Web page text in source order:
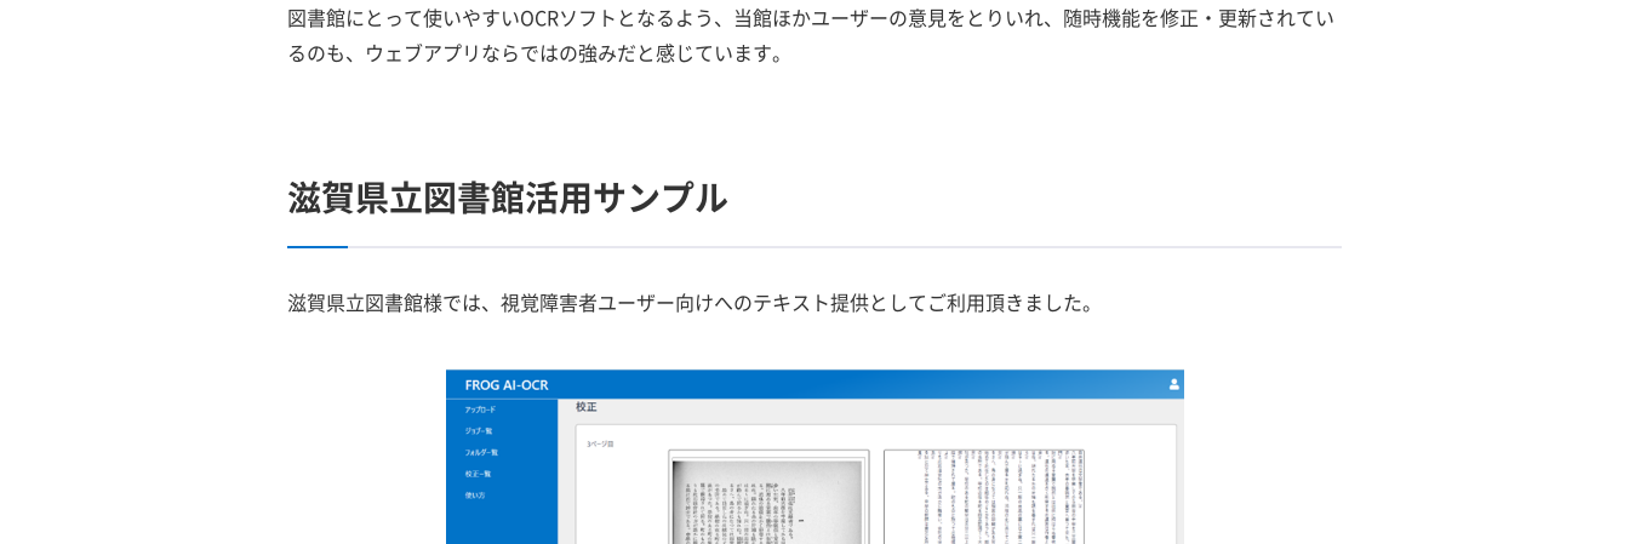
図書館にとって使いやすいOCRソフトとなるよう、当館ほかユーザーの意見をとりいれ、随時機能を修正・更新されてい
るのも、ウェブアプリならではの強みだと感じています。
滋賀県立図書館活用サンプル
滋賀県立図書館様では、視覚障害者ユーザー向けへのテキスト提供としてご利用頂きました。